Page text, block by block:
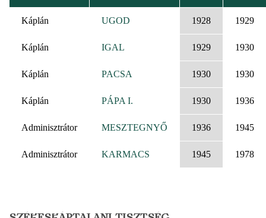
RENDEZÉS
Káplán UGOD 1928 1929
Káplán IGAL 1929 1930
Káplán PACSA 1930 1930
Káplán PÁPA I. 1930 1936
Adminisztrátor MESZTEGNYŐ 1936 1945
Adminisztrátor KARMACS 1945 1978